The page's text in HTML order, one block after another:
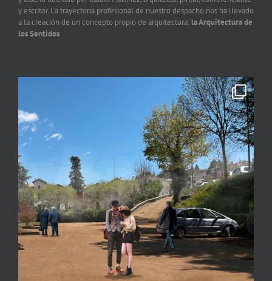
y escritor. La trayectoria profesional de nuestro despacho nos ha llevado
a la creación de un concepto propio de arquitectura: la Arquitectura de
los Sentidos